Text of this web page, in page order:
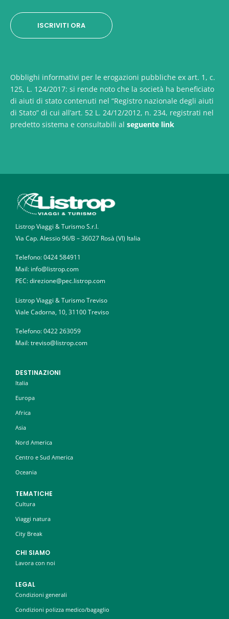
ISCRIVITI ORA
Obblighi informativi per le erogazioni pubbliche ex art. 1, c.
125, L. 124/2017: si rende noto che la società ha beneficiato
di aiuti di stato contenuti nel “Registro nazionale degli aiuti
di Stato” di cui all’art. 52 L. 24/12/2012, n. 234, registrati nel
predetto sistema e consultabili al seguente link
Listrop Viaggi & Turismo S.r.l.
Via Cap. Alessio 96/B – 36027 Rosà (VI) Italia
Telefono:0424 584911
Mail: info@listrop.com
PEC: direzione@pec.listrop.com
Listrop Viaggi & Turismo Treviso
Viale Cadorna, 10, 31100 Treviso
Telefono:0422 263059
Mail: treviso@listrop.com
DESTINAZIONI
Italia
Europa
Africa
Asia
Nord America
Centro e Sud America
Oceania
TEMATICHE
Cultura
Viaggi natura
City Break
CHI SIAMO
Lavora con noi
LEGAL
Condizioni generali
Condizioni polizza medico/bagaglio